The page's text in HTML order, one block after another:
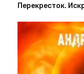
Перекресток.